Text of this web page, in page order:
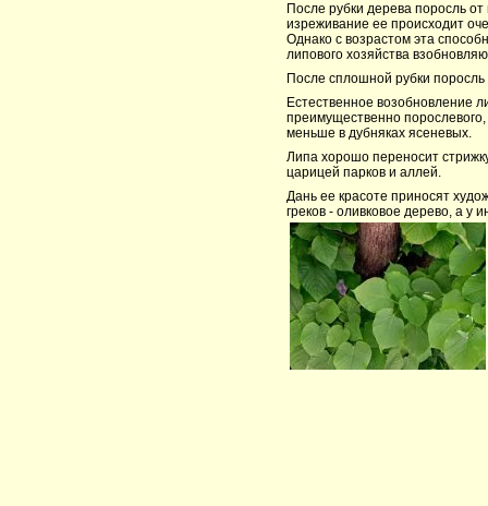
После рубки дерева поросль
изреживание ее происходит
Однако с возрастом эта
липового хозяйства
После сплошной рубки поросль
Естественное возобновление
преимущественно
меньше в дубняках ясеневых.
Липа хорошо переносит
царицей парков и аллей.
Дань ее красоте приносят
греков - оливковое дерево, а у